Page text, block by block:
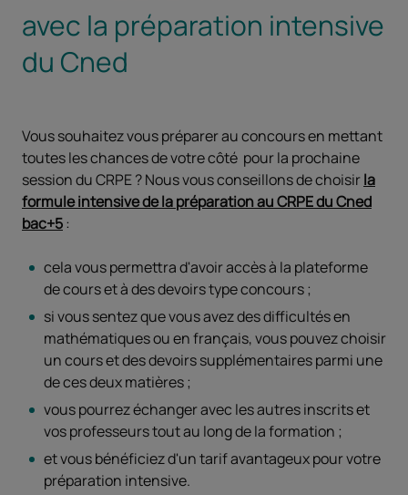
avec la préparation intensive
du Cned
Vous souhaitez vous préparer au concours en mettant
toutes les chances de votre côté pour la prochaine
session du CRPE ? Nous vous conseillons de choisirla
formule intensive de la préparation au CRPE du Cned
bac+5:
cela vous permettra d'avoir accès à la plateforme
de cours et à des devoirs type concours ;
si vous sentez que vous avez des difficultés en
mathématiques ou en français, vous pouvez choisir
un cours et des devoirs supplémentaires parmi une
de ces deux matières ;
vous pourrez échanger avec les autres inscrits et
vos professeurs tout au long de la formation ;
et vous bénéficiez d'un tarif avantageux pour votre
préparation intensive.